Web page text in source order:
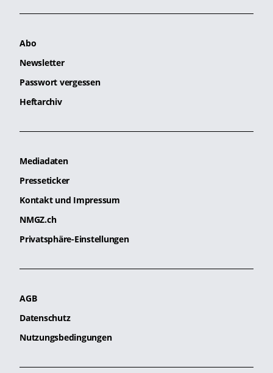
Abo
Newsletter
Passwort vergessen
Heftarchiv
Mediadaten
Presseticker
Kontakt und Impressum
NMGZ.ch
Privatsphäre-Einstellungen
AGB
Datenschutz
Nutzungsbedingungen